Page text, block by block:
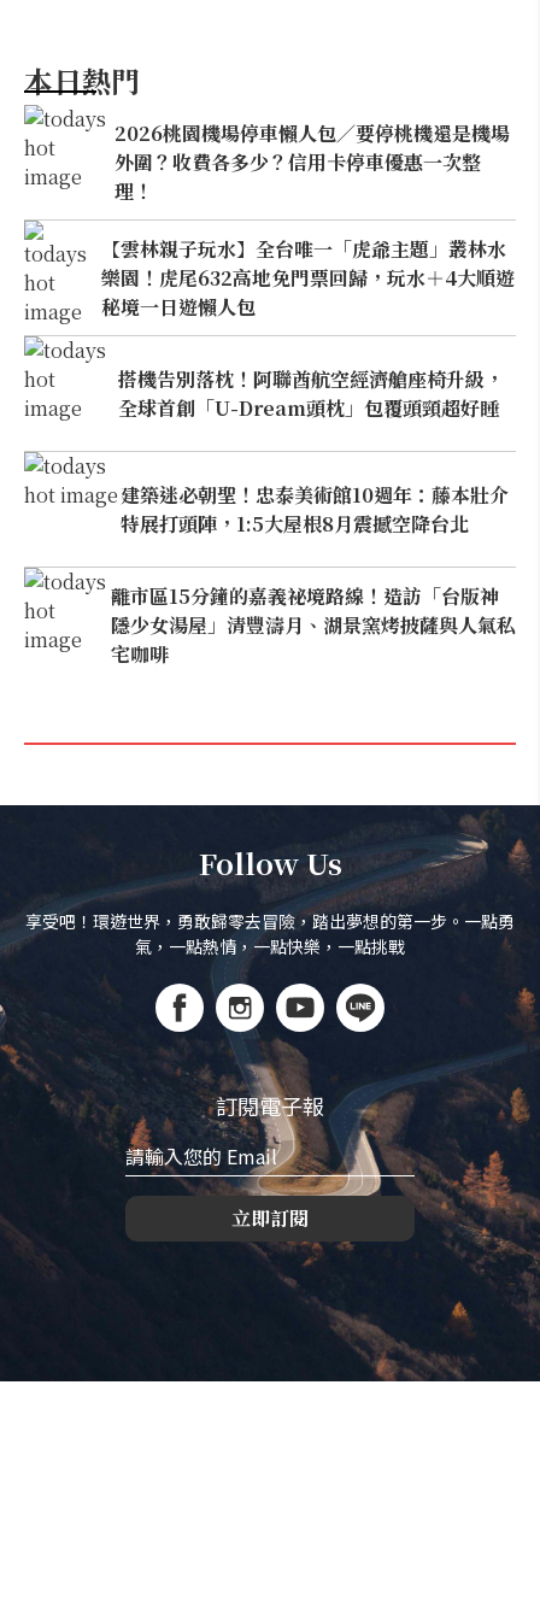
本日熱門
2026桃園機場停車懶人包／要停桃機還是機場
外圍？收費各多少？信用卡停車優惠一次整
理！
【雲林親子玩水】全台唯一「虎爺主題」叢林水
樂園！虎尾632高地免門票回歸，玩水＋4大順遊
秘境一日遊懶人包
搭機告別落枕！阿聯酋航空經濟艙座椅升級，
全球首創「U-Dream頭枕」包覆頭頸超好睡
建築迷必朝聖！忠泰美術館10週年：藤本壯介
特展打頭陣，1:5大屋根8月震撼空降台北
離市區15分鐘的嘉義祕境路線！造訪「台版神
隱少女湯屋」清豐濤月、湖景窯烤披薩與人氣私
宅咖啡
Follow Us
享受吧！環遊世界，勇敢歸零去冒險，踏出夢想的第一步。一點勇
氣，一點熱情，一點快樂，一點挑戰
訂閱電子報
立即訂閱